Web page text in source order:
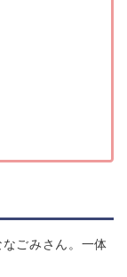
ごみさん。一体